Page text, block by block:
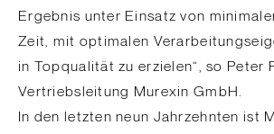
Ergebnis unter Einsatz von
Zeit, mit optimalen
in Topqualität zu erzielen“, so Peter
Vertriebsleitung Murexin GmbH.
In den letzten neun Jahrzehnten ist